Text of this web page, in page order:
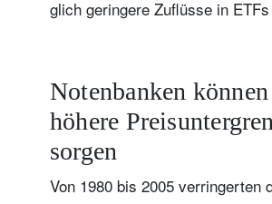
glich geringere Zuflüsse in
Notenbanken
höhere
sorgen
Von 1980 bis 2005 verringerten